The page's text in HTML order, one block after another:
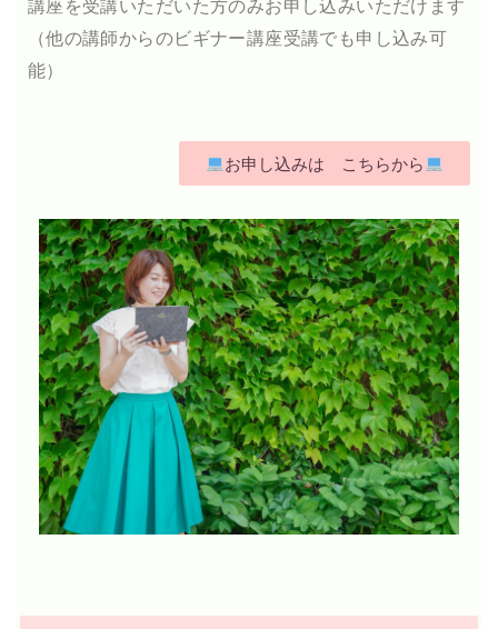
講座を受講いただいた方のみお申し込みいただけます
（他の講師からのビギナー講座受講でも申し込み可
能）
お申し込みは こちらから